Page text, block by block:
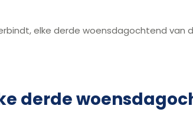
elke derde woensdagochtend van
derde